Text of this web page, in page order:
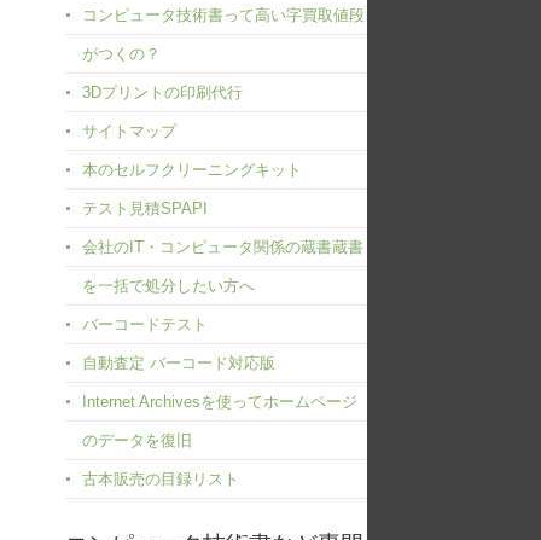
コンピュータ技術書って高い字買取値段
がつくの？
3Dプリントの印刷代行
サイトマップ
本のセルフクリーニングキット
テスト見積SPAPI
会社のIT・コンピュータ関係の蔵書蔵書
を一括で処分したい方へ
バーコードテスト
自動査定 バーコード対応版
Internet Archivesを使ってホームページ
のデータを復旧
古本販売の目録リスト